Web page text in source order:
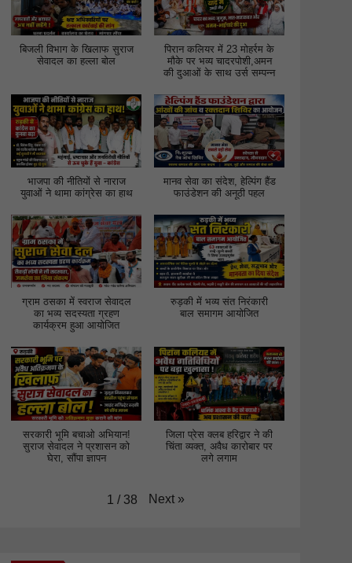
बिजली विभाग के खिलाफ सुराज
सेवादल का हल्ला बोल
पिरान कलियर में 23 मोहर्रम के
मौके पर भव्य चादरपोशी,अमन
की दुआओं के साथ उर्स सम्पन्न
भाजपा की नीतियों से नाराज
युवाओं ने थामा कांग्रेस का हाथ
मानव सेवा का संदेश, हेल्पिंग हैंड
फाउंडेशन की अनूठी पहल
ग्राम ठसका में स्वराज सेवादल
का भव्य सदस्यता ग्रहण
कार्यक्रम हुआ आयोजित
रुड़की में भव्य संत निरंकारी
बाल समागम आयोजित
सरकारी भूमि बचाओ अभियान!
सुराज सेवादल ने प्रशासन को
घेरा, सौंपा ज्ञापन
जिला प्रेस क्लब हरिद्वार ने की
चिंता व्यक्त, अवैध कारोबार पर
लगे लगाम
1 / 38 Next »